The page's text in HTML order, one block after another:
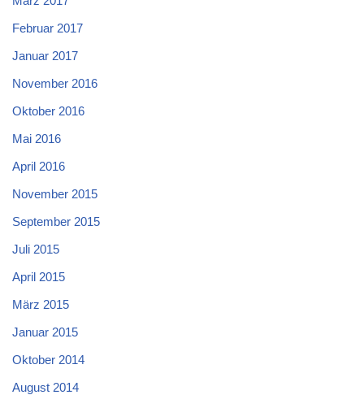
Februar 2017
Januar 2017
November 2016
Oktober 2016
Mai 2016
April 2016
November 2015
September 2015
Juli 2015
April 2015
März 2015
Januar 2015
Oktober 2014
August 2014